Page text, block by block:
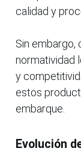
calidad y
Sin embargo,
normatividad
y
estos
embarque.
Evolución